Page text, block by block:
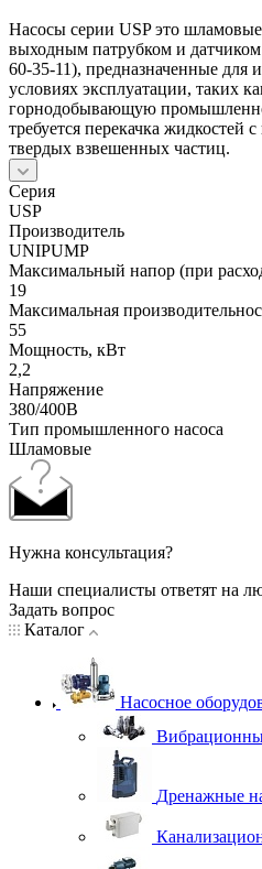
Насосы серии USP это
выходным патрубком и
60-35-11), предназначенные для
условиях эксплуатации, таких
горнодобывающую
требуется перекачка жидкостей
твердых взвешенных частиц.
Серия
USP
Производитель
UNIPUMP
Максимальный напор (при
19
Максимальная
55
Мощность, кВт
2,2
Напряжение
380/400В
Тип промышленного насоса
Шламовые
Нужна консультация?
Наши специалисты ответят на
Задать вопрос
Каталог
Насосное
Дренажные